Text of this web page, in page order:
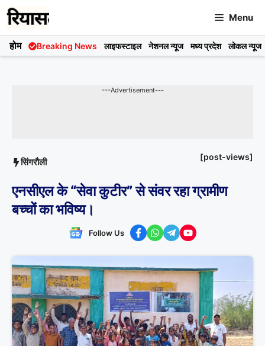
Skip
to
content
Menu
होम Breaking News लाइफस्टाइल नेशनल न्यूज मध्य प्रदेश लोकल न्यूज
---Advertisement---
सिंगरौली [post-views]
एनसीएल के “सेवा कुटीर” से संवर रहा ग्रामीण
बच्चों का भविष्य।
Follow Us